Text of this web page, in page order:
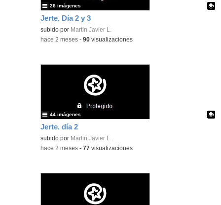
Jerte. Día 2 y 3
Contenido educativo.
subido por Martin Javier L.
26 imágenes
-hace 2 meses -90 visualizaciones
Jerte. día 2
Contenido educativo.
subido por Martin Javier L.
44 imágenes
-hace 2 meses -77 visualizaciones